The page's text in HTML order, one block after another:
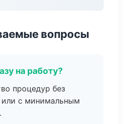
вопросы
на работу?
процедур без
или с минимальным